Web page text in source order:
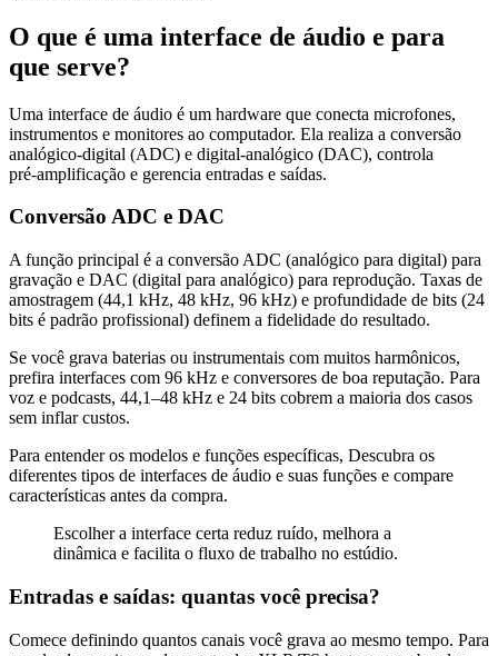
O que é uma interface de áudio e para
que serve?
Uma interface de áudio é um hardware que conecta microfones,
instrumentos e monitores ao computador. Ela realiza a conversão
analógico‑digital (ADC) e digital‑analógico (DAC), controla
pré‑amplificação e gerencia entradas e saídas.
Conversão ADC e DAC
A função principal é a conversão ADC (analógico para digital) para
gravação e DAC (digital para analógico) para reprodução. Taxas de
amostragem (44,1 kHz, 48 kHz, 96 kHz) e profundidade de bits (24
bits é padrão profissional) definem a fidelidade do resultado.
Se você grava baterias ou instrumentais com muitos harmônicos,
prefira interfaces com 96 kHz e conversores de boa reputação. Para
voz e podcasts, 44,1–48 kHz e 24 bits cobrem a maioria dos casos
sem inflar custos.
Para entender os modelos e funções específicas, Descubra os
diferentes tipos de interfaces de áudio e suas funções e compare
características antes da compra.
Escolher a interface certa reduz ruído, melhora a
dinâmica e facilita o fluxo de trabalho no estúdio.
Entradas e saídas: quantas você precisa?
Comece definindo quantos canais você grava ao mesmo tempo. Para